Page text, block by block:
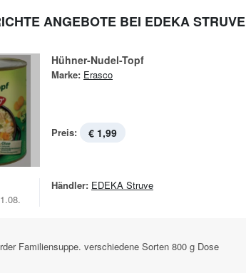
ANGEBOTE BEI EDEKA STRUVE
Hühner-Nudel-Topf
Marke: Erasco
Preis: € 1,99
Händler: EDEKA Struve
Familiensuppe. verschiedene Sorten 800 g Dose